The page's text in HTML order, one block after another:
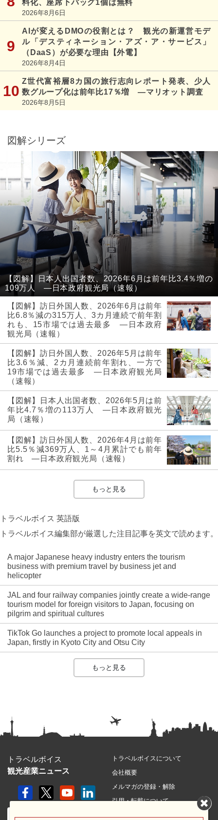
料化、座席下バッグ1個は無料
2026年8月6日
AIが変えるDMOの役割とは？ 観光の新運営モデ
ル「デスティネーション・アズ・ア・サービス」
（DaaS）が必要な理由【外電】
2026年8月4日
Z世代富裕層8カ国の旅行志向レポート発表、少人
数グループ化は前年比17％増 ―マリオット調査
2026年8月5日
図解シリーズ
【図解】日本人出国者数、2026年6月は前年比3.4％増の
109万人 ―日本政府観光局（速報）
【図解】訪日外国人数、2026年6月は前年
比6.8％減の315万人、3カ月連続で前年割
れも、15市場では過去最多 ―日本政府
観光局（速報）
【図解】訪日外国人数、2026年5月は前年
比3.6％減、2カ月連続前年割れ、一方で
19市場では過去最多 ―日本政府観光局
（速報）
【図解】日本人出国者数、2026年5月は前
年比4.7％増の113万人 ―日本政府観光
局（速報）
【図解】訪日外国人数、2026年4月は前年
比5.5％減369万人、1～4月累計でも前年
割れ ―日本政府観光局（速報）
もっと見る
トラベルボイス 英語版
トラベルボイス編集部が厳選した注目記事を英文で読めます。
A major Japanese heavy industry enters the tourism
business with premium travel by business jet and
helicopter
JAL and four railway companies jointly create a wide-range
tourism model for foreign visitors to Japan, focusing on
pilgrim and spiritual cultures
TikTok Go launches a project to promote local appeals in
Japan, firstly in Kyoto City and Otsu City
もっと見る
トラベルボイス
観光産業ニュース
トラベルボイスについて
会社概要
メルマガの登録・解除
引用・転載について